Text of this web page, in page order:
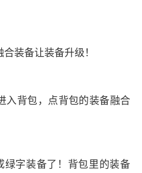
装备让装备升级！
入背包，点背包的装备融合
字装备了！背包里的装备